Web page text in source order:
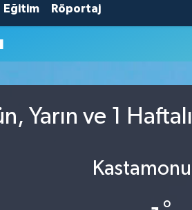
Eğitim Röportaj
Yarın ve 1
Kastamonu